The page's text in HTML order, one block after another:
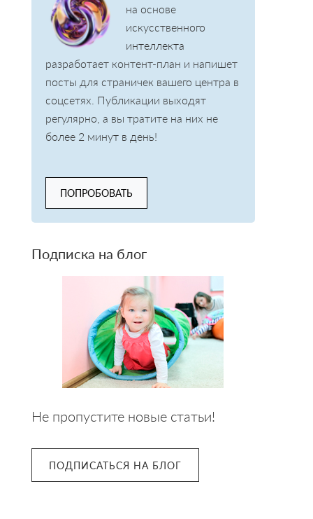
на основе
искусственного
интеллекта
разработает контент-план и напишет
посты для страничек вашего центра в
соцсетях. Публикации выходят
регулярно, а вы тратите на них не
более 2 минут в день!
ПОПРОБОВАТЬ
Подписка на блог
Не пропустите новые статьи!
ПОДПИСАТЬСЯ НА БЛОГ